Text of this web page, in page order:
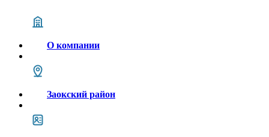
О компании
Заокский район